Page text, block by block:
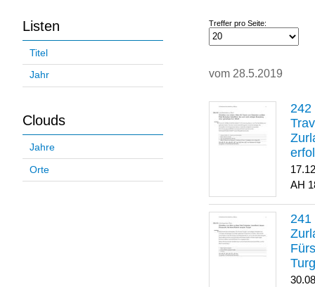
Listen
Titel
Jahr
Clouds
Jahre
Orte
Treffer pro Seite:
vom 28.5.2019